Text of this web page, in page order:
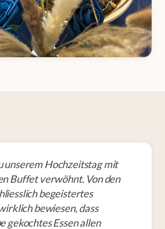
unserem Hochzeitstag mit
Buffet verwöhnt. Von den
begeistertes
bewiesen, dass
gekochtes Essen allen